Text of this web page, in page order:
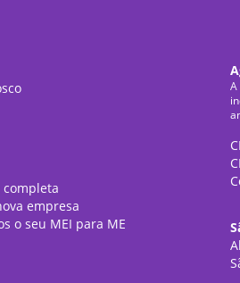
empresa
o seu MEI para ME
A